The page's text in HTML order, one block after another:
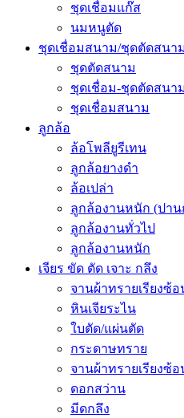
ชุดเชื่อมแก๊ส
นมหนูตัด
ชุดเชื่อมสนาม/ชุดตัดสนาม
ชุดตัดสนาม
ชุดเชื่อม-ชุดตัดสนาม
ชุดเชื่อมสนาม
ลูกล้อ
ล้อโพลียูรีเทน
ลูกล้อยางดำ
ล้อเปล่า
ลูกล้องานหนัก (ปาน
ลูกล้องานทั่วไป
ลูกล้องานหนัก
เจียร ขัด ตัด เจาะ กลึง
จานผ้าทรายเรียงซ้
หินเจียระไน
ใบตัด/แผ่นตัด
กระดาษทราย
จานผ้าทรายเรียงซ้อ
ดอกสว่าน
มีดกลึง